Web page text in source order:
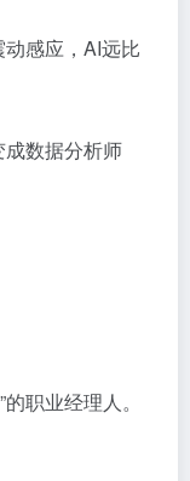
感应，AI远比
成数据分析师
职业经理人。